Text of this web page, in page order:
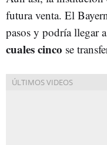
futura venta. El
pasos y podría llegar
cuales cinco se